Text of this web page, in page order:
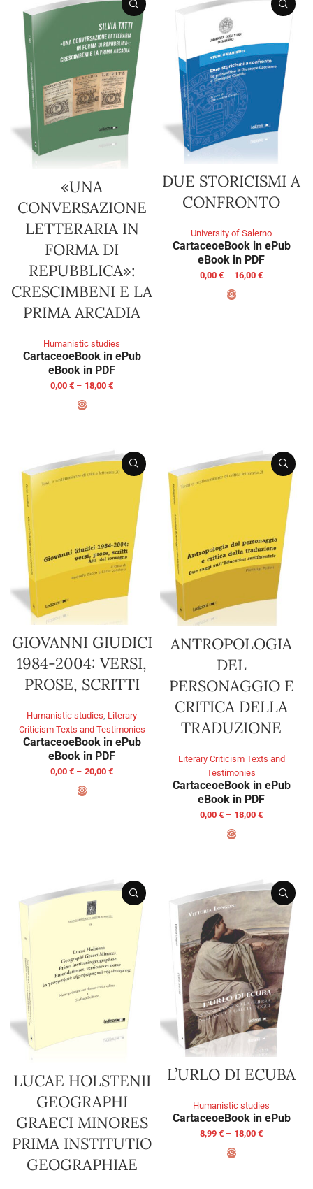
«UNA
CONVERSAZIONE
LETTERARIA IN
FORMA DI
REPUBBLICA»:
CRESCIMBENI E LA
PRIMA ARCADIA
Humanistic studies
CartaceoeBook in ePub
eBook in PDF
0,00 € – 18,00 €
DUE STORICISMI A
CONFRONTO
University of Salerno
CartaceoeBook in ePub
eBook in PDF
0,00 € – 16,00 €
GIOVANNI GIUDICI
1984-2004: VERSI,
PROSE, SCRITTI
Humanistic studies Literary
Criticism Texts and Testimonies
CartaceoeBook in ePub
eBook in PDF
0,00 € – 20,00 €
ANTROPOLOGIA
DEL
PERSONAGGIO E
CRITICA DELLA
TRADUZIONE
Literary Criticism Texts and
Testimonies
CartaceoeBook in ePub
eBook in PDF
0,00 € – 18,00 €
LUCAE HOLSTENII
GEOGRAPHI
GRAECI MINORES
PRIMA INSTITUTIO
GEOGRAPHIAE
L’URLO DI ECUBA
Humanistic studies
CartaceoeBook in ePub
8,99 € – 18,00 €